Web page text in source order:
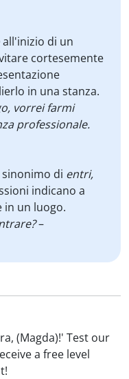
all'inizio di un
cortesemente
in una stanza.
vorrei farmi
professionale.
di entri,
indicano a
in un luogo.
–
(Magda)!' Test our
a free level